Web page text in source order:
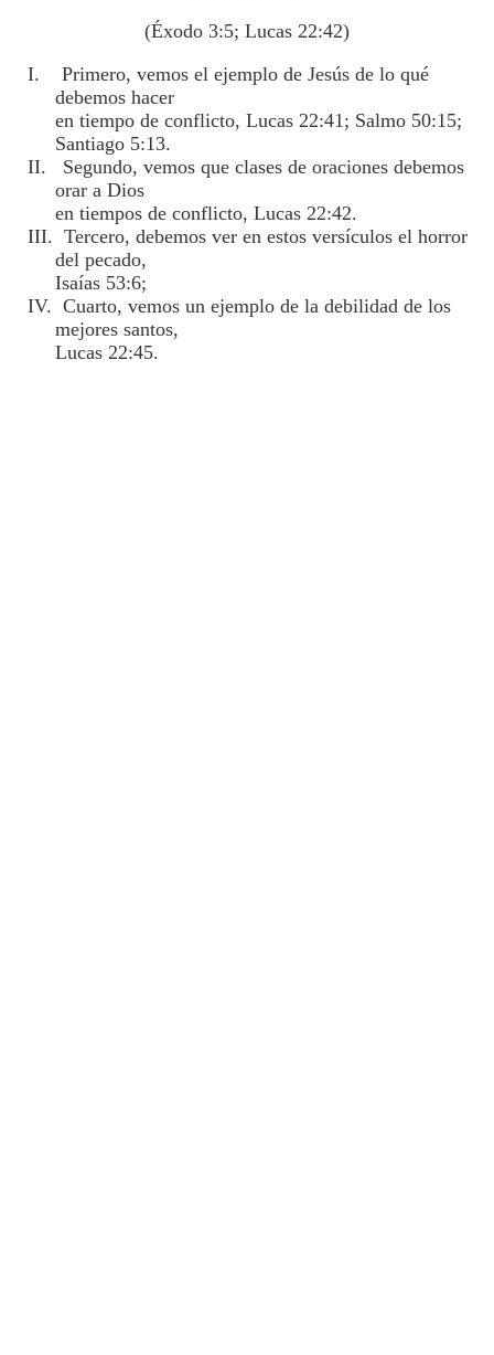
(Éxodo 3:5; Lucas 22:42)
I. Primero, vemos el ejemplo de Jesús de lo qué
debemos hacer
en tiempo de conflicto, Lucas 22:41; Salmo 50:15;
Santiago 5:13.
II. Segundo, vemos que clases de oraciones debemos
orar a Dios
en tiempos de conflicto, Lucas 22:42.
III. Tercero, debemos ver en estos versículos el horror
del pecado,
Isaías 53:6;
IV. Cuarto, vemos un ejemplo de la debilidad de los
mejores santos,
Lucas 22:45.